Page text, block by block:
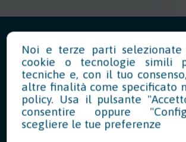
News in Evidenza
Sostenibilità: aggiornate le
Noi e terze parti selezionate
cookie o tecnologie simili
tecniche e, con il tuo
altre finalità come specificato
policy. Usa il pulsante
consentire oppure
scegliere le tue preferenze